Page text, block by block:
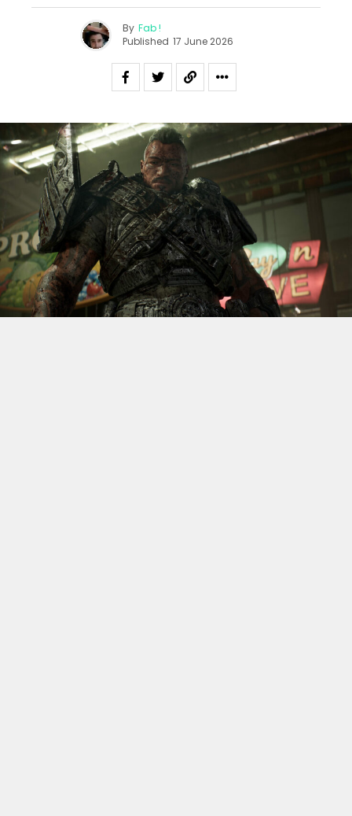
By Fab !
Published 17 June 2026